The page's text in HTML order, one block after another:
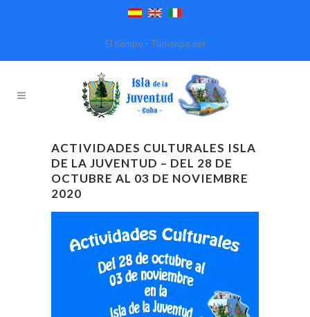
El tiempo - Tutiempo.net
ACTIVIDADES CULTURALES ISLA
DE LA JUVENTUD – DEL 28 DE
OCTUBRE AL 03 DE NOVIEMBRE
2020